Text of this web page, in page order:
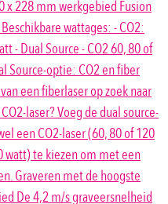
x 228 mm werkgebied Fusion
wattages: - CO2:
- Dual Source - CO2 60, 80 of
Source-optie: CO2 en fiber
een fiberlaser op zoek naar
laser? Voeg de dual source-
een CO2-laser (60, 80 of 120
watt) te kiezen om met een
Graveren met de hoogste
De 4,2 m/s graveersnelheid